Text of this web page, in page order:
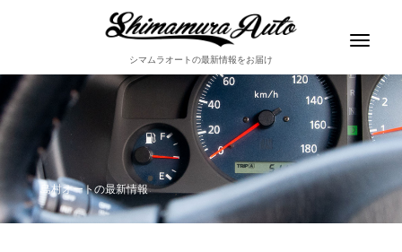
シマムラオートの最新情報をお届け
Toggle
島村オートの最新情報